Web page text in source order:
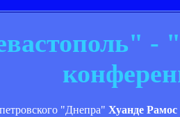
-
"Днепра" Хуанде Рамос